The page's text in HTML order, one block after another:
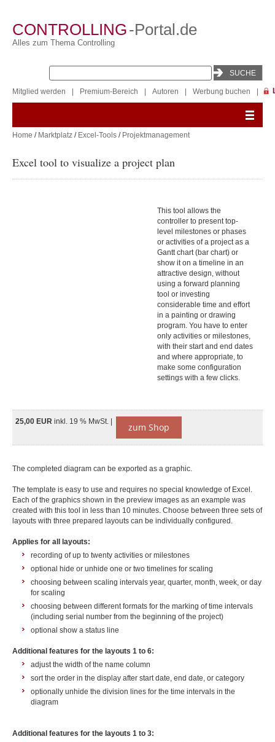
CONTROLLING-Portal.de
Alles zum Thema Controlling
Mitglied werden Premium-Bereich Autoren Werbung buchen
Home / Marktplatz / Excel-Tools / Projektmanagement
Excel tool to visualize a project plan
This tool allows the
controller to present top-
level milestones or phases
or activities of a project as a
Gantt chart (bar chart) or
show it on a timeline in an
attractive design, without
using a forward planning
tool or investing
considerable time and effort
in a painting or drawing
program. You have to enter
only activities or milestones,
with their start and end dates
and where appropriate, to
make some configuration
settings with a few clicks.
25,00 EUR inkl. 19 % MwSt. | zum Shop
The completed diagram can be exported as a graphic.
The template is easy to use and requires no special knowledge of Excel.
Each of the graphics shown in the preview images as an example was
created with this tool in less than 10 minutes. Choose between three sets of
layouts with three prepared layouts can be individually configured.
Applies for all layouts:
recording of up to twenty activities or milestones
optional hide or unhide one or two timelines for scaling
choosing between scaling intervals year, quarter, month, week, or day
for scaling
choosing between different formats for the marking of time intervals
(including serial number from the beginning of the project)
optional show a status line
Additional features for the layouts 1 to 6:
adjust the width of the name column
sort the order in the display after start date, end date, or category
optionally unhide the division lines for the time intervals in the
diagram
Additional features for the layouts 1 to 3: